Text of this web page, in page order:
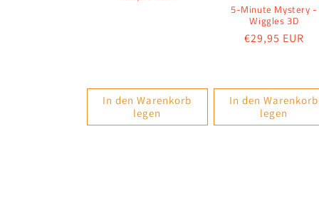
In den Warenkorb
legen
5-Minute Mystery -
Wiggles 3D
Normaler
€29,95 EUR
In den Warenkorb
legen